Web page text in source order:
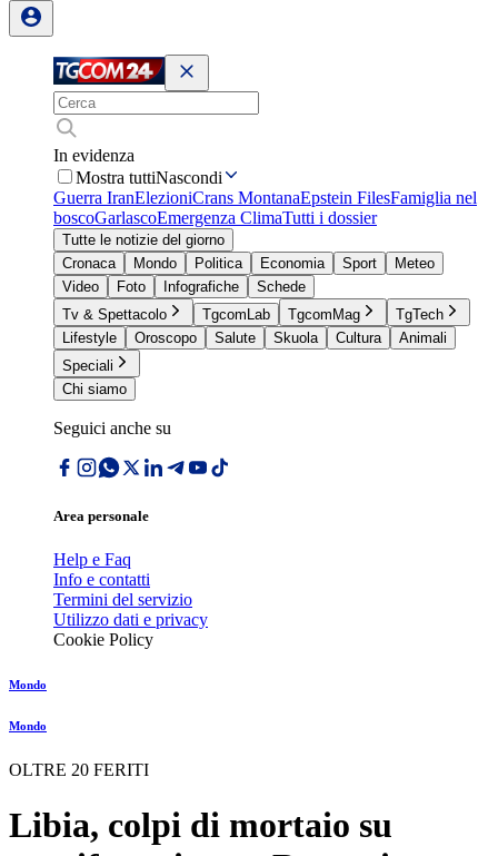
In evidenza
Mostra tuttiNascondi
Guerra IranElezioniCrans MontanaEpstein FilesFamiglia nel
boscoGarlascoEmergenza ClimaTutti i dossier
Tutte le notizie del giorno
Cronaca
Mondo Politica Economia Sport
Meteo
Video
Foto Infografiche
Schede
Tv & Spettacolo
TgcomLab TgcomMag
TgTech
Lifestyle
Oroscopo Salute Skuola Cultura
Animali
Speciali
Chi siamo
Seguici anche su
Area personale
Help e Faq
Info e contatti
Termini del servizio
Utilizzo dati e privacy
Cookie Policy
Mondo
Mondo
OLTRE 20 FERITI
Libia, colpi di mortaio su